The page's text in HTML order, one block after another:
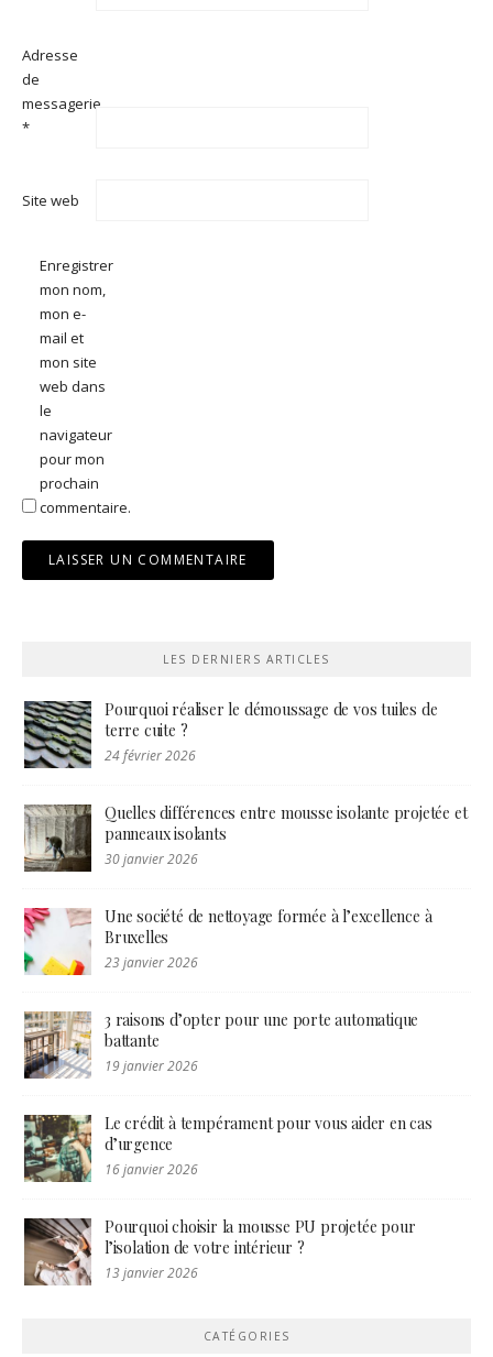
Adresse
de
messagerie
*
Site web
Enregistrer
mon nom,
mon e-
mail et
mon site
web dans
le
navigateur
pour mon
prochain
commentaire.
LES DERNIERS ARTICLES
Pourquoi réaliser le démoussage de vos tuiles de
terre cuite ?
24 février 2026
Quelles différences entre mousse isolante projetée et
panneaux isolants
30 janvier 2026
Une société de nettoyage formée à l’excellence à
Bruxelles
23 janvier 2026
3 raisons d’opter pour une porte automatique
battante
19 janvier 2026
Le crédit à tempérament pour vous aider en cas
d’urgence
16 janvier 2026
Pourquoi choisir la mousse PU projetée pour
l’isolation de votre intérieur ?
13 janvier 2026
CATÉGORIES